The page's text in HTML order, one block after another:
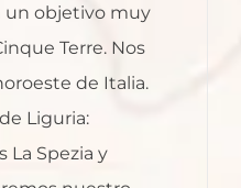
un objetivo muy
Terre. Nos
de Italia.
Liguria:
La Spezia y